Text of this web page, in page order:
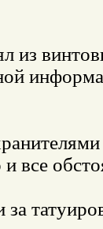
из
все